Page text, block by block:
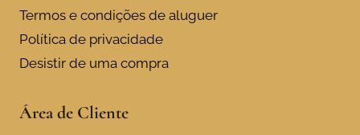
Termos e condições de aluguer
Política de privacidade
Desistir de uma compra
Área de Cliente